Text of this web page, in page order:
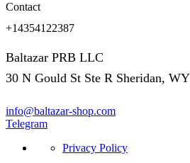
Contact
+14354122387
Baltazar PRB LLC
30 N Gould St Ste R Sheridan,
info@baltazar-shop.com
Telegram
Privacy Policy